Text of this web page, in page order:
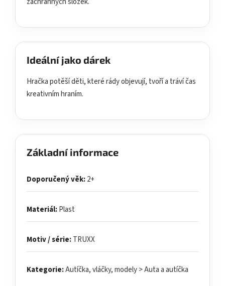
Ideální jako dárek
Hračka potěší děti, které rády objevují, tvoří a tráví čas
kreativním hraním.
Základní informace
Doporučený věk:2+
Materiál:Plast
Motiv / série:TRUXX
Kategorie:Autíčka, vláčky, modely > Auta a autíčka